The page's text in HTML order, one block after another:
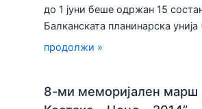
до 1 јуни беше одржан 15
Балканската планинарска
продолжи »
8-ми меморијален марш